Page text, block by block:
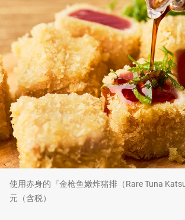
使用赤身的『金枪鱼嫩炸猪排（Rare Tuna
元（含税）